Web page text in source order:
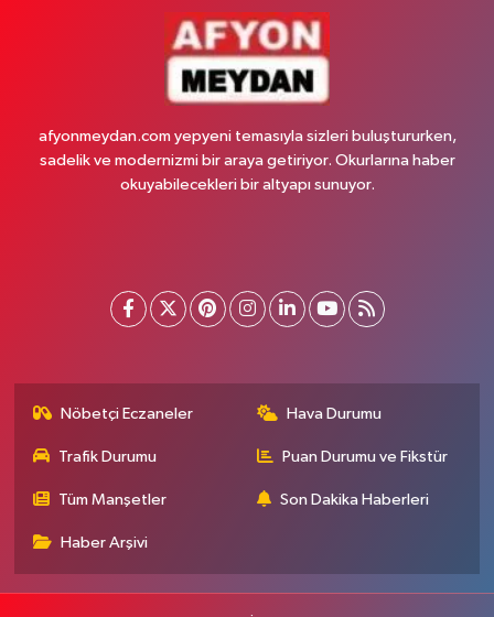
afyonmeydan.com yepyeni temasıyla sizleri buluştururken,
sadelik ve modernizmi bir araya getiriyor. Okurlarına haber
okuyabilecekleri bir altyapı sunuyor.
Nöbetçi Eczaneler Hava Durumu
Trafik Durumu Puan Durumu ve Fikstür
Tüm Manşetler Son Dakika Haberleri
Haber Arşivi